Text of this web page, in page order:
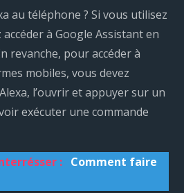
au téléphone ? Si vous utilisez
à Google Assistant en
revanche, pour accéder à
mobiles, vous devez
l’ouvrir et appuyer sur un
exécuter une commande
: Comment faire